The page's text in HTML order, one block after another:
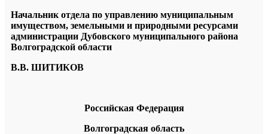
Начальник отдела по управлению муниципальным
имуществом, земельными и природными ресурсами
администрации Дубовского муниципального района
Волгоградской области
В.В. ШИТИКОВ
Российская Федерация
Волгоградская область